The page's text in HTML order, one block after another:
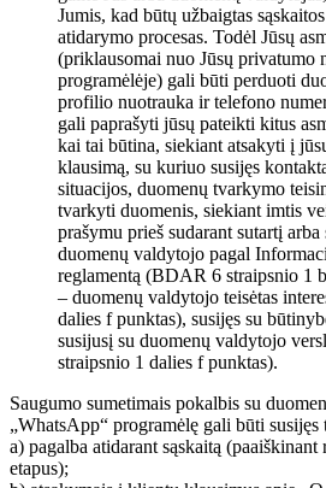
Jumis, kad būtų užbaigtas
atidarymo procesas. Todėl Jūsų
(priklausomai nuo Jūsų privatumo
programėlėje) gali būti perduoti
profilio nuotrauka ir telefono
gali paprašyti jūsų pateikti kitus
kai tai būtina, siekiant atsakyti į
klausimą, su kuriuo susijęs
situacijos, duomenų tvarkymo
tvarkyti duomenis, siekiant imtis
prašymu prieš sudarant sutartį
duomenų valdytojo pagal
reglamentą (BDAR 6 straipsnio 1
– duomenų valdytojo teisėtas
dalies f punktas), susijęs su
susijusį su duomenų valdytojo
straipsnio 1 dalies f punktas).
Saugumo sumetimais pokalbis su
„WhatsApp“ programėlę gali būti susijęs
a) pagalba atidarant sąskaitą
etapus);